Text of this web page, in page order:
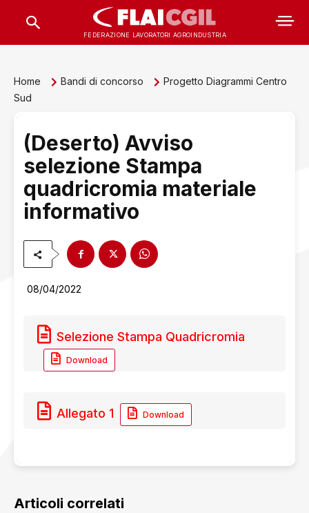
FEDERAZIONE LAVORATORI AGROINDUSTRIA
Home Bandi di concorso
Progetto Diagrammi Centro
Sud
(Deserto) Avviso
selezione Stampa
quadricromia materiale
informativo
08/04/2022
Selezione Stampa Quadricromia
Download
Allegato 1 Download
Articoli correlati